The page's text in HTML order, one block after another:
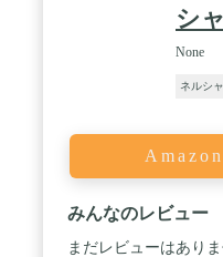
シ
None
ネルシ
みんなのレビュー
まだレビューはあり